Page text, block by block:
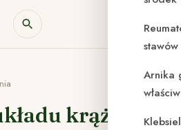
Arnika
krążenia